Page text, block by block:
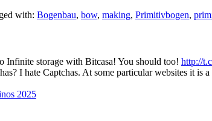
with: Bogenbau, bow, making, Primitivbogen,
Infinite storage with Bitcasa! You should too! http://
I hate Captchas. At some particular websites it is a
2025